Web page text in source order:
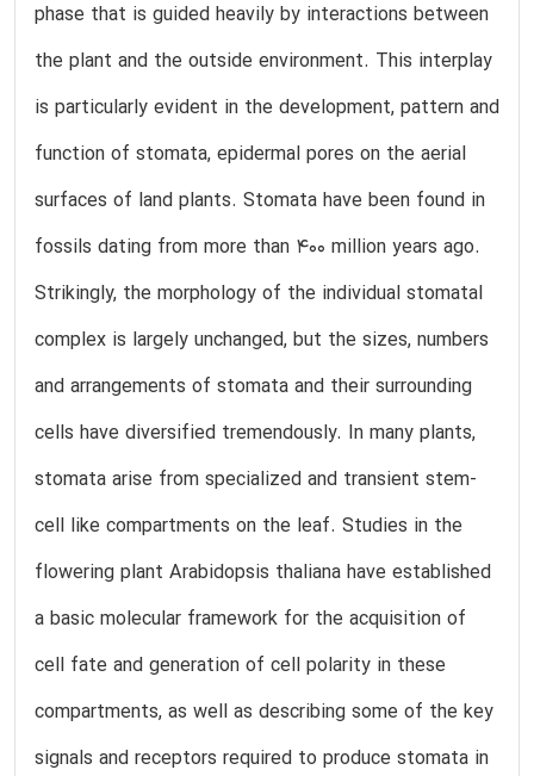
phase that is guided heavily by interactions between
the plant and the outside environment. This interplay
is particularly evident in the development, pattern and
function of stomata, epidermal pores on the aerial
surfaces of land plants. Stomata have been found in
fossils dating from more than 400 million years ago.
Strikingly, the morphology of the individual stomatal
complex is largely unchanged, but the sizes, numbers
and arrangements of stomata and their surrounding
cells have diversified tremendously. In many plants,
stomata arise from specialized and transient stem-
cell like compartments on the leaf. Studies in the
flowering plant Arabidopsis thaliana have established
a basic molecular framework for the acquisition of
cell fate and generation of cell polarity in these
compartments, as well as describing some of the key
signals and receptors required to produce stomata in